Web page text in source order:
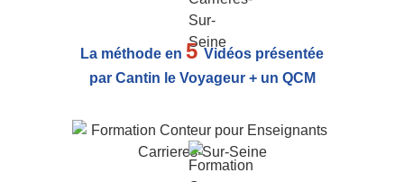
La méthode en 5Vidéos présentée
par Cantin le Voyageur + un QCM